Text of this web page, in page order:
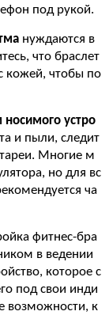
под рукой.
нуждаются в
что браслет
кожей, чтобы по
носимого устро
и пыли, следит
Многие м
но для вс
ча
фитнес-бра
в ведении
которое с
под свои инди
возможности, к